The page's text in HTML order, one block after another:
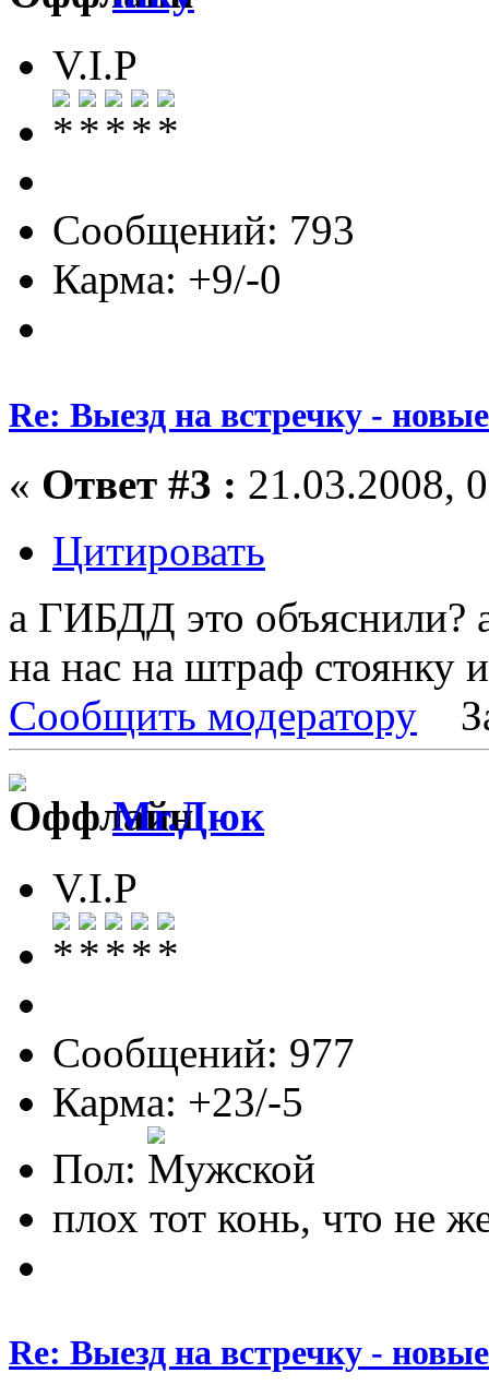
V.I.P
Сообщений: 793
Карма: +9/-0
Re: Выезд на встречку -
« Ответ #3 : 21.03.2008,
Цитировать
а ГИБДД это объяснили?
на нас на штраф стоянку
Сообщить модератору
Mr.Дюк
V.I.P
Сообщений: 977
Карма: +23/-5
Пол:
плох тот конь, что не
Re: Выезд на встречку -